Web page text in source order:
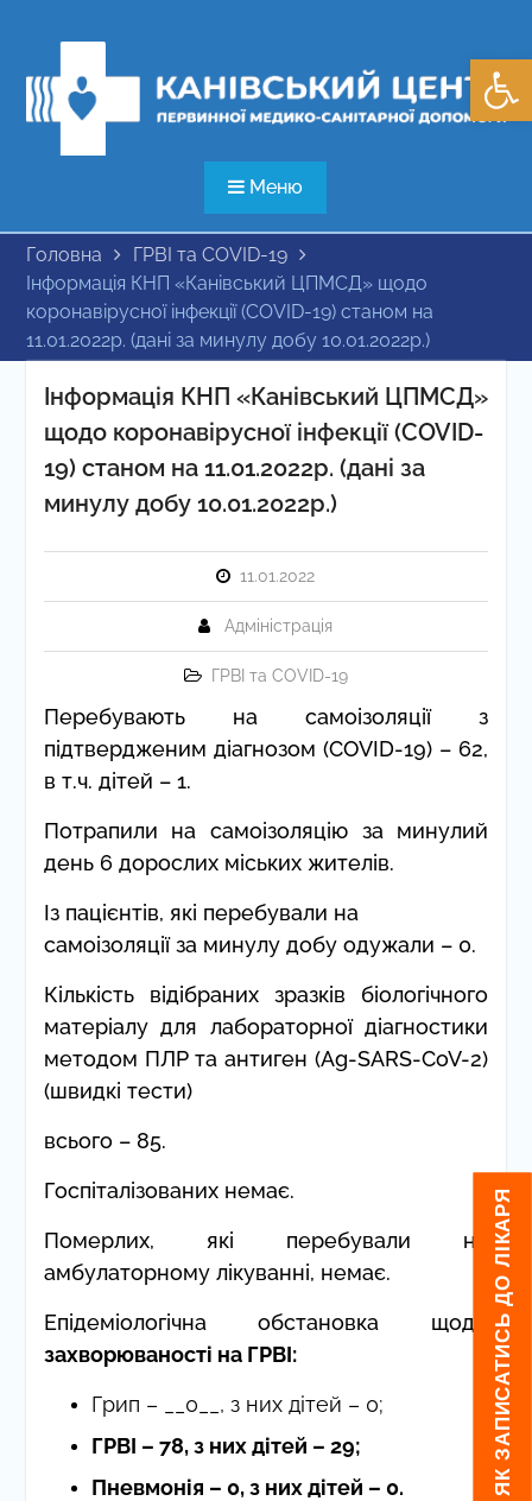
Меню
Головна
ГРВІ та COVID-19
Інформація КНП «Канівський ЦПМСД» щодо
коронавірусної інфекції (COVID-19) станом на
11.01.2022р. (дані за минулу добу 10.01.2022р.)
Інформація КНП «Канівський ЦПМСД»
щодо коронавірусної інфекції (COVID-
19) станом на 11.01.2022р. (дані за
минулу добу 10.01.2022р.)
11.01.2022
Адміністрація
ГРВІ та COVID-19
Перебувають на самоізоляції з
підтвердженим діагнозом (COVID-19) – 62,
в т.ч. дітей – 1.
Потрапили на самоізоляцію за минулий
день 6 дорослих міських жителів.
Із пацієнтів, які перебували на
самоізоляції за минулу добу одужали – 0.
Кількість відібраних зразків біологічного
матеріалу для лабораторної діагностики
методом ПЛР та антиген (Ag-SARS-CoV-2)
(швидкі тести)
всього – 85.
Госпіталізованих немає.
Померлих, які перебували на
амбулаторному лікуванні, немає.
Епідеміологічна обстановка щодо
захворюваності на ГРВІ:
Грип – __0__, з них дітей – 0;
ГРВІ – 78, з них дітей – 29;
Пневмонія – 0, з них дітей – 0.
ЯК ЗАПИСАТИСЬ ДО ЛІКАРЯ